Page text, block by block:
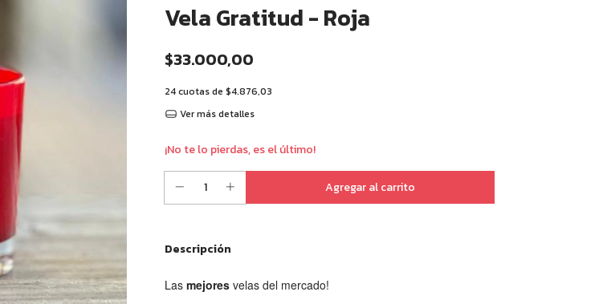
Vela Gratitud - Roja
$33.000,00
24cuotas de $4.876,03
Ver más detalles
¡No te lo pierdas, es el último!
Descripción
Las mejores velas del mercado!